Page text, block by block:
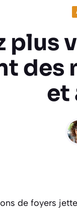
plus
des
et
de foyers